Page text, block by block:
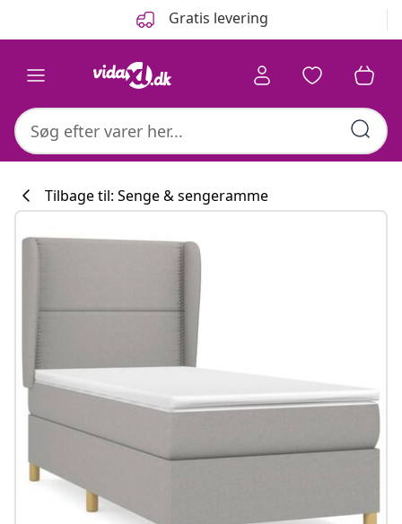
Gratis levering
Tilbage til: Senge & sengeramme